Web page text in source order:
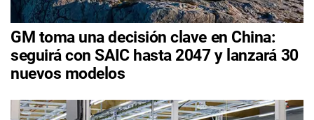
GM toma una decisión clave en China:
seguirá con SAIC hasta 2047 y lanzará 30
nuevos modelos